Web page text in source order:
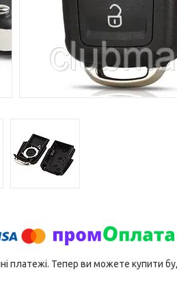
платежі. Тепер ви можете купити